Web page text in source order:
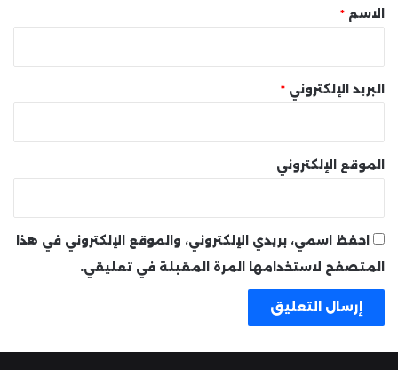
* الاسم *
البريد الإلكتروني *
الموقع الإلكتروني
احفظ اسمي، بريدي الإلكتروني، والموقع الإلكتروني في هذا
المتصفح لاستخدامها المرة المقبلة في تعليقي.